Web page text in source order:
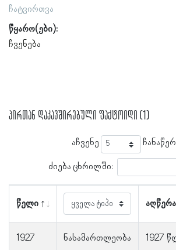
ჩატვირთვა
წყარო(ები):
ჩვენება
პირთან დაკავშირებული ფაქტოიდი (1)
აჩვენე
ძიება ცხრილში:
წელი აღწერა
1927 ნასამართლეობა 1927